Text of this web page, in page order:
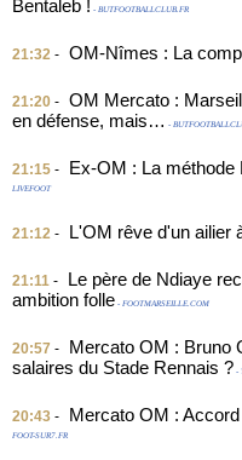
Bentaleb ! - BUTFOOTBALLCLUB.FR
21:32 - OM-Nîmes : La
21:20 - OM Mercato :
en défense, mais… -
21:15 - Ex-OM : La
LIVEFOOT
21:12 - L'OM rêve d'un ailier
21:11 -
Le père de Ndiaye
ambition folle - FOOTMARSEILLE.COM
20:57 -
Mercato OM : Bruno
salaires du Stade Rennais ? -
20:43 - Mercato OM :
FOOT-SUR7.FR